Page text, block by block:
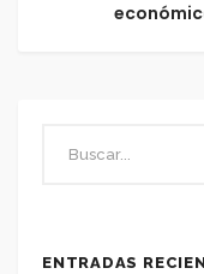
ENTRADAS